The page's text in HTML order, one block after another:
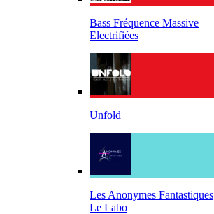
Bass Fréquence Massive
Electrifiées
Unfold
Les Anonymes Fantastiques
Le Labo